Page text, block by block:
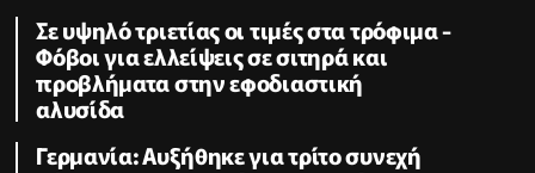
Σε υψηλό τριετίας οι τιμές στα τρόφιμα -
Φόβοι για ελλείψεις σε σιτηρά και
προβλήματα στην εφοδιαστική
αλυσίδα
Γερμανία: Αυξήθηκε για τρίτο συνεχή